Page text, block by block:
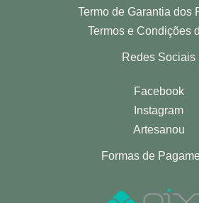
Termo de Garantia dos
Termos e Condições
Redes Sociais
Facebook
Instagram
Artesanou
Formas de